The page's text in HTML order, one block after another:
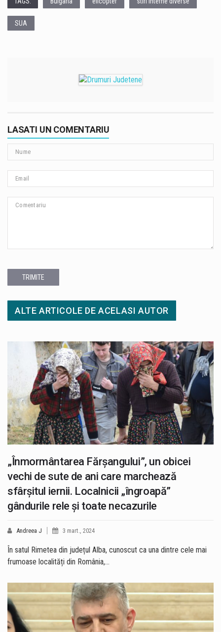
SUA
LASATI UN COMENTARIU
TRIMITE
ALTE ARTICOLE DE ACELASI AUTOR
„Înmormântarea Fărșangului”, un obicei
vechi de sute de ani care marchează
sfârşitul iernii. Localnicii „îngroapă”
gândurile rele și toate necazurile
Andreea J 3 mart., 2024
În satul Rimetea din județul Alba, cunoscut ca una dintre cele mai
frumoase localități din România,…